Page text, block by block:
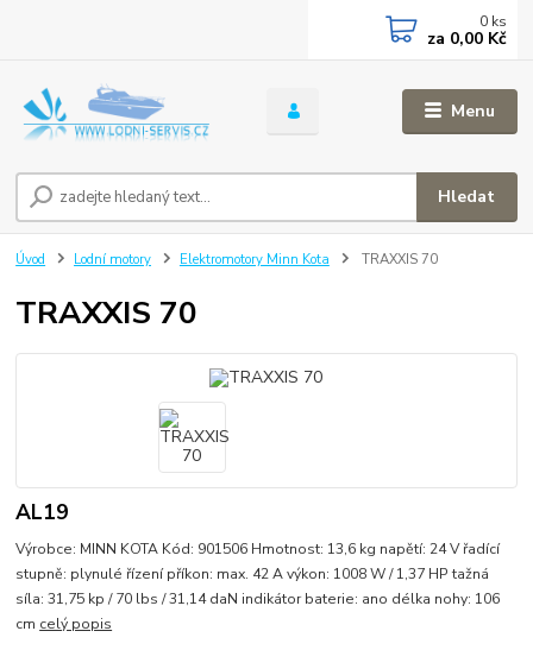
Menu
Hledat
0 ks
za 0,00 Kč
Úvod Lodní motory Elektromotory Minn Kota TRAXXIS 70
TRAXXIS 70
AL19
Výrobce: MINN KOTA Kód: 901506 Hmotnost: 13,6 kg napětí: 24 V řadící
stupně: plynulé řízení příkon: max. 42 A výkon: 1008 W / 1,37 HP tažná
síla: 31,75 kp / 70 lbs / 31,14 daN indikátor baterie: ano délka nohy: 106
cm celý popis